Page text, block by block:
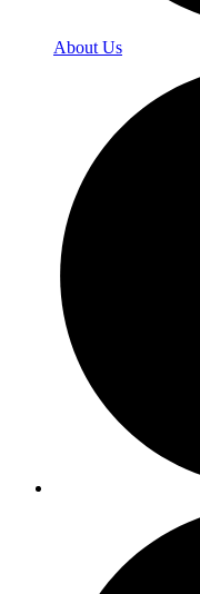
About Us